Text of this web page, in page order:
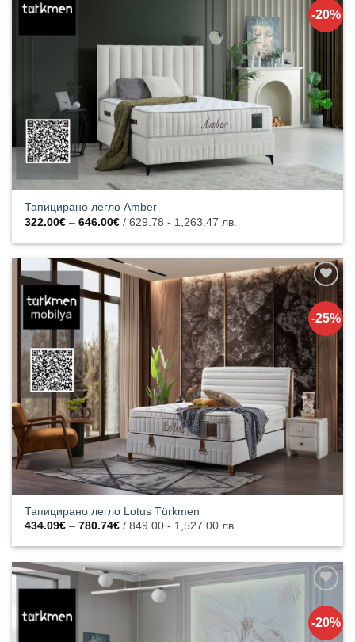
-20%
към
списъка с
харесани
Тапицирано легло Amber
322.00€ – 646.00€Price
322.00€
646.00€
/ 629.78 - 1,263.47 лв.
-25%
Добавяне
към
списъка с
харесани
продукти
Тапицирано легло Lotus Türkmen
434.09€ – 780.74€Price
434.09€
780.74€
/ 849.00 - 1,527.00 лв.
-20%
Добавяне
към
списъка с
харесани